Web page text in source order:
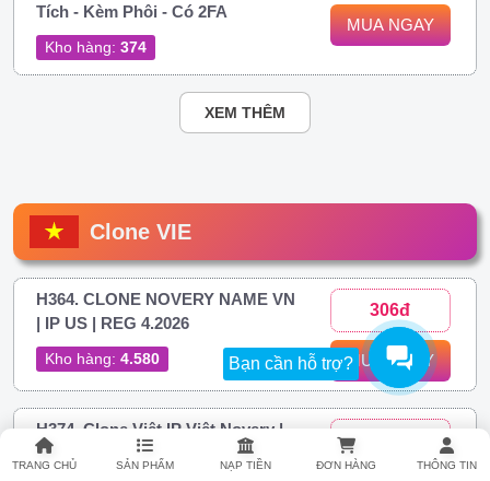
Bạn cần hỗ trợ?
TRANG CHỦ SẢN PHẨM NẠP TIỀN ĐƠN HÀNG THÔNG TIN
Tích - Kèm Phôi - Có 2FA
Kho hàng: 374
MUA NGAY
XEM THÊM
Clone VIE
H364. CLONE NOVERY NAME VN
| IP US | REG 4.2026
Kho hàng: 4.580
306đ
MUA NGAY
H374. Clone Việt IP Việt Novery |
FULL 2FA